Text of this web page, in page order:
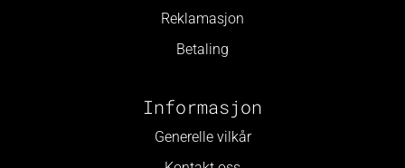
Reklamasjon
Betaling
Informasjon
Generelle vilkår